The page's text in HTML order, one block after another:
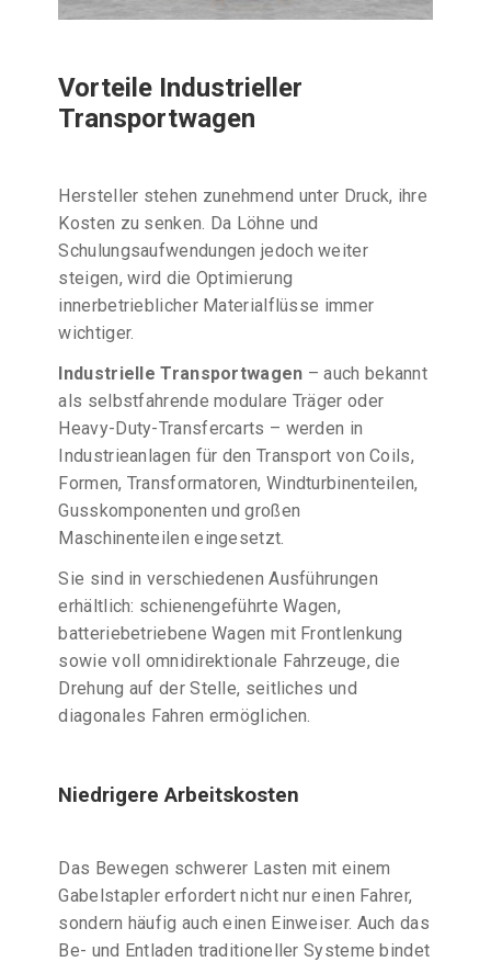
Vorteile Industrieller
Transportwagen
Hersteller stehen zunehmend unter Druck, ihre
Kosten zu senken. Da Löhne und
Schulungsaufwendungen jedoch weiter
steigen, wird die Optimierung
innerbetrieblicher Materialflüsse immer
wichtiger.
Industrielle Transportwagen – auch bekannt
als selbstfahrende modulare Träger oder
Heavy-Duty-Transfercarts – werden in
Industrieanlagen für den Transport von Coils,
Formen, Transformatoren, Windturbinenteilen,
Gusskomponenten und großen
Maschinenteilen eingesetzt.
Sie sind in verschiedenen Ausführungen
erhältlich: schienengeführte Wagen,
batteriebetriebene Wagen mit Frontlenkung
sowie voll omnidirektionale Fahrzeuge, die
Drehung auf der Stelle, seitliches und
diagonales Fahren ermöglichen.
Niedrigere Arbeitskosten
Das Bewegen schwerer Lasten mit einem
Gabelstapler erfordert nicht nur einen Fahrer,
sondern häufig auch einen Einweiser. Auch das
Be- und Entladen traditioneller Systeme bindet